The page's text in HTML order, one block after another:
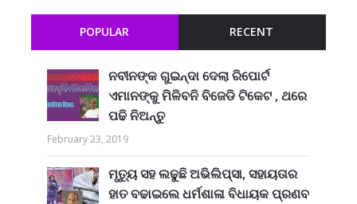
POPULAR RECENT
ନବୀନଙ୍କ ଗୁଇନ୍ଦା ଦେଲା ରିପୋର୍ଟ
ଏମାନଙ୍କୁ ମିଳିବନି ବିଜେଡି ଟିକେଟ , ଥରେ
ପଢି ନିଅନ୍ତୁ
February 23, 2019
ମୃତ୍ୟୁ ସହ ଲଢୁଛି ଅଭିଲିପ୍ସା, ସହାୟତାର
ହାତ ବଢାଇଲେ ଧର୍ମଶାଳା ବିଧାୟକ ପ୍ରଣବ